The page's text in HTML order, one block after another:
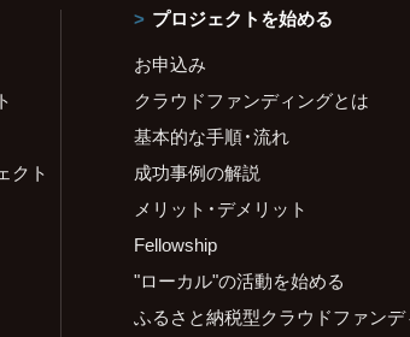
クト
プロジェクトを始める
お申込み
クラウドファンディングとは
基本的な手順・流れ
成功事例の解説
メリット・デメリット
Fellowship
"ローカル"の活動を始める
ふるさと納税型クラウドファン